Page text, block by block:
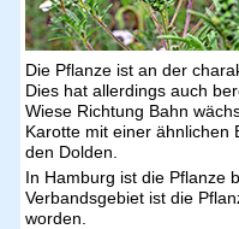
Die Pflanze ist an der
Dies hat allerdings auch
Wiese Richtung Bahn
Karotte mit einer ähnlichen
den Dolden.
In Hamburg ist die Pflanze
Verbandsgebiet ist die
worden.